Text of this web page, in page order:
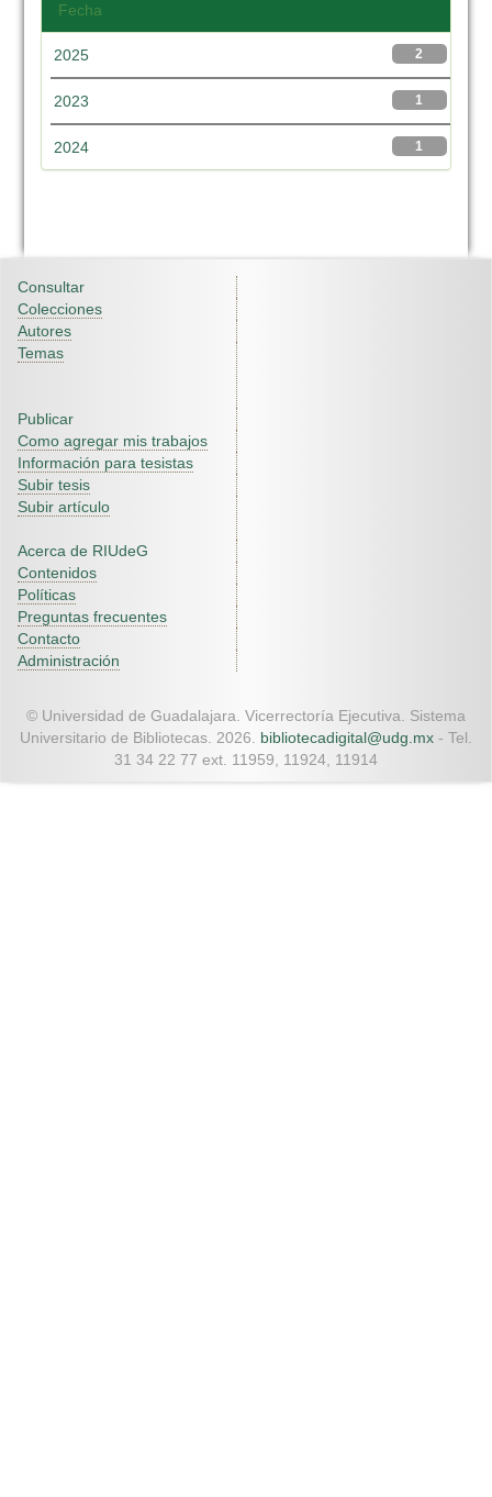
Fecha
2
2025
1
2023
1
2024
Consultar
Colecciones
Autores
Temas
Publicar
Como agregar mis trabajos
Información para tesistas
Subir tesis
Subir artículo
Acerca de RIUdeG
Contenidos
Políticas
Preguntas frecuentes
Contacto
Administración
© Universidad de Guadalajara. Vicerrectoría Ejecutiva. Sistema
Universitario de Bibliotecas. 2026. bibliotecadigital@udg.mx - Tel.
31 34 22 77 ext. 11959, 11924, 11914